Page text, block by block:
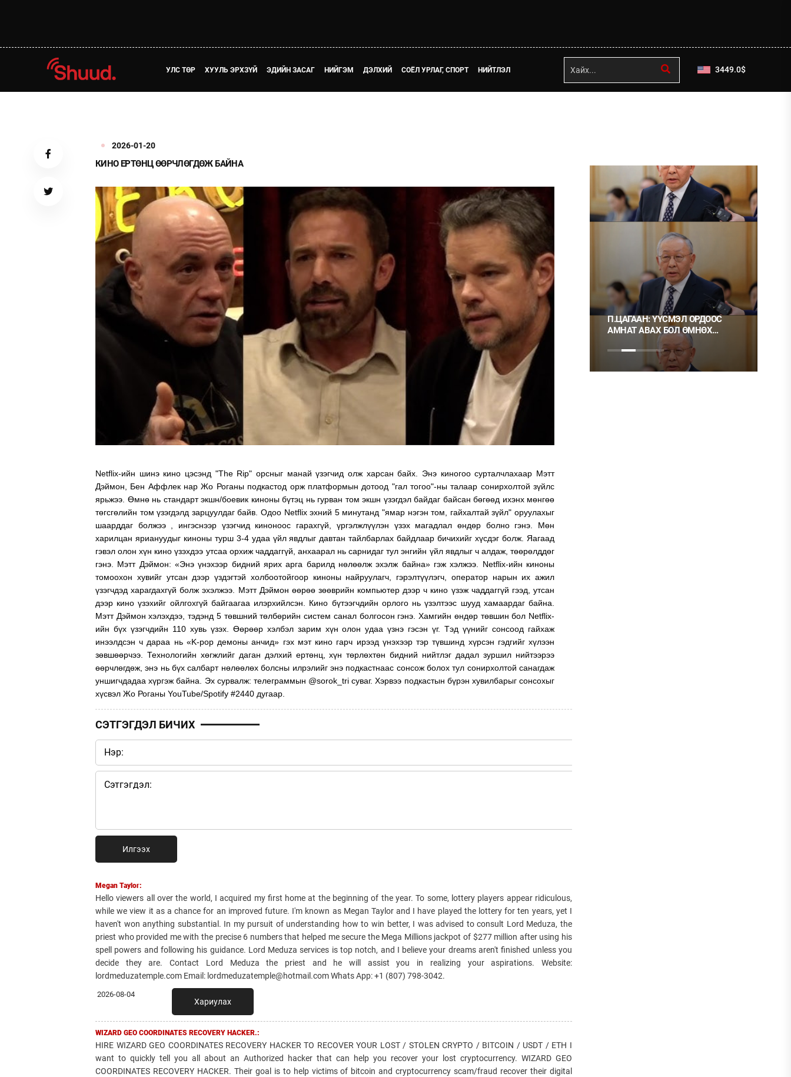
УЛС ТӨР ХУУЛЬ ЭРХЗҮЙ ЭДИЙН ЗАСАГ НИЙГЭМ ДЭЛХИЙ СОЁЛ УРЛАГ, СПОРТ НИЙТЛЭЛ 3449.0$
2026-01-20
КИНО ЕРТӨНЦ ӨӨРЧЛӨГДӨЖ БАЙНА
Netflix-ийн шинэ кино цэсэнд "The Rip" орсныг манай үзэгчид олж харсан байх. Энэ киногоо сурталчлахаар Мэтт
Дэймон, Бен Аффлек нар Жо Роганы подкастод орж платформын дотоод "гал тогоо"-ны талаар сонирхолтой зүйлс
ярьжээ. Өмнө нь стандарт экшн/боевик киноны бүтэц нь гурван том экшн үзэгдэл байдаг байсан бөгөөд ихэнх мөнгөө
төгсгөлийн том үзэгдэлд зарцуулдаг байв. Одоо Netflix эхний 5 минутанд "ямар нэгэн том, гайхалтай зүйл" оруулахыг
шаарддаг болжээ , ингэснээр үзэгчид киноноос гарахгүй, үргэлжлүүлэн үзэх магадлал өндөр болно гэнэ. Мөн
харилцан яриануудыг киноны турш 3-4 удаа үйл явдлыг давтан тайлбарлах байдлаар бичихийг хүсдэг болж. Яагаад
гэвэл олон хүн кино үзэхдээ утсаа орхиж чаддаггүй, анхаарал нь сарнидаг тул энгийн үйл явдлыг ч алдаж, төөрөлддөг
гэнэ. Мэтт Дэймон: «Энэ үнэхээр бидний ярих арга барилд нөлөөлж эхэлж байна» гэж хэлжээ. Netflix-ийн киноны
томоохон хувийг утсан дээр үздэгтэй холбоотойгоор киноны найруулагч, гэрэлтүүлэгч, оператор нарын их ажил
үзэгчдэд харагдахгүй болж эхэлжээ. Мэтт Дэймон өөрөө зөөврийн компьютер дээр ч кино үзэж чаддаггүй гээд, утсан
дээр кино үзэхийг ойлгохгүй байгаагаа илэрхийлсэн. Кино бүтээгчдийн орлого нь үзэлтээс шууд хамаардаг байна.
Мэтт Дэймон хэлэхдээ, тэдэнд 5 төвшний төлбөрийн систем санал болгосон гэнэ. Хамгийн өндөр төвшин бол Netflix-
ийн бүх үзэгчдийн 110 хувь үзэх. Өөрөөр хэлбэл зарим хүн олон удаа үзнэ гэсэн үг. Тэд үүнийг сонсоод гайхаж
инээлдсэн ч дараа нь «K-pop демоны анчид» гэх мэт кино гарч ирээд үнэхээр тэр түвшинд хүрсэн гэдгийг хүлээн
зөвшөөрчээ. Технологийн хөгжлийг даган дэлхий ертөнц, хүн төрлөхтөн бидний нийтлэг дадал зуршил нийтээрээ
өөрчлөгдөж, энэ нь бүх салбарт нөлөөлөх болсны илрэлийг энэ подкастнаас сонсож болох тул сонирхолтой санагдаж
уншигчдадаа хүргэж байна. Эх сурвалж: телеграммын @sorok_tri суваг. Хэрвээ подкастын бүрэн хувилбарыг сонсохыг
хүсвэл Жо Роганы YouTube/Spotify #2440 дугаар.
СЭТГЭГДЭЛ БИЧИХ
Илгээх
Megan Taylor:
Hello viewers all over the world, I acquired my first home at the beginning of the year. To some, lottery players appear ridiculous,
while we view it as a chance for an improved future. I'm known as Megan Taylor and I have played the lottery for ten years, yet I
haven't won anything substantial. In my pursuit of understanding how to win better, I was advised to consult Lord Meduza, the
priest who provided me with the precise 6 numbers that helped me secure the Mega Millions jackpot of $277 million after using his
spell powers and following his guidance. Lord Meduza services is top notch, and I believe your dreams aren't finished unless you
decide they are. Contact Lord Meduza the priest and he will assist you in realizing your aspirations. Website:
lordmeduzatemple.com Email: lordmeduzatemple@hotmail.com Whats App: +1 (807) 798-3042.
2026-08-04
Хариулах
WIZARD GEO COORDINATES RECOVERY HACKER.:
HIRE WIZARD GEO COORDINATES RECOVERY HACKER TO RECOVER YOUR LOST / STOLEN CRYPTO / BITCOIN / USDT / ETH I
want to quickly tell you all about an Authorized hacker that can help you recover your lost cryptocurrency. WIZARD GEO
COORDINATES RECOVERY HACKER. Their goal is to help victims of bitcoin and cryptocurrency scam/fraud recover their digital
ТӨЛӨӨЛӨГЧИЙН ГАЗАРТ
ОРЛОГО ШИЛЖҮҮЛСЭН БОЛ 20
ХУВИАР ТАТВАР СУУТГАНА
АЛДАРТ BOYZONE
ХАМТЛАГИЙН ГИШҮҮН RONAN
KEATING АНХ УДАА МОНГОЛД
П.ЦАГААН: ҮҮСМЭЛ ОРДООС
АМНАТ АВАХ БОЛ ӨМНӨХ
ШИГЭЭ ТУСГАЙ
ЗӨВШӨӨРӨЛТЭЙ БОЛГОХ
ХЭРЭГТЭЙ